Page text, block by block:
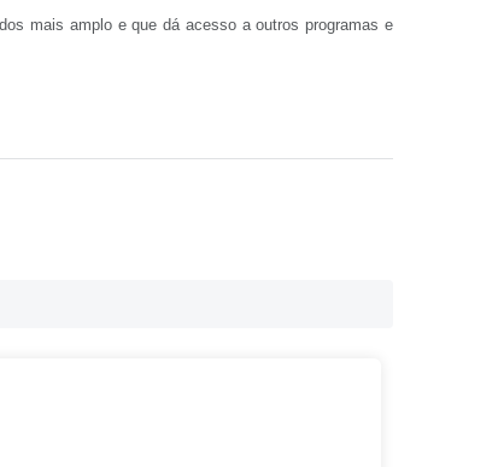
mais amplo e que dá acesso a outros programas e